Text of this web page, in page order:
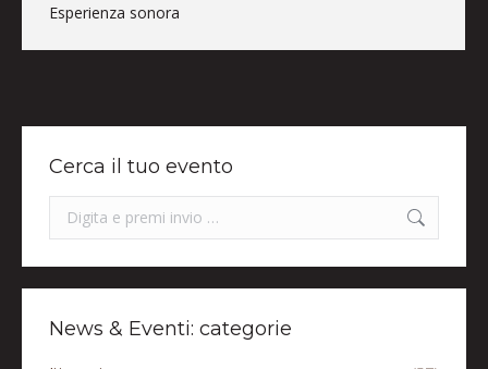
Esperienza sonora
Cerca il tuo evento
Search:
News & Eventi: categorie